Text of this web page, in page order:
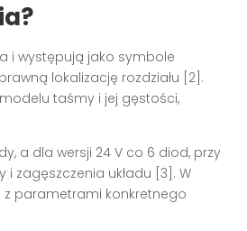
i występują jako symbole
lokalizację rozdziału [2].
taśmy i jej gęstości,
a dla wersji 24 V co 6 diod, przy
zagęszczenia układu [3]. W
z parametrami konkretnego